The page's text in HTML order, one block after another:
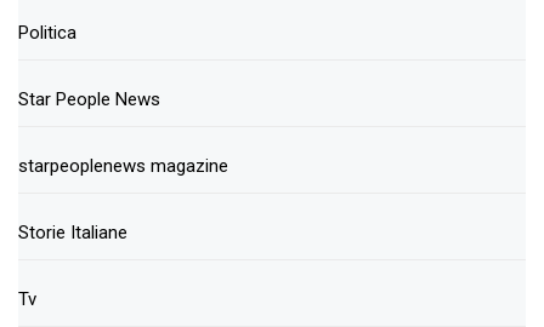
Politica
Star People News
starpeoplenews magazine
Storie Italiane
Tv